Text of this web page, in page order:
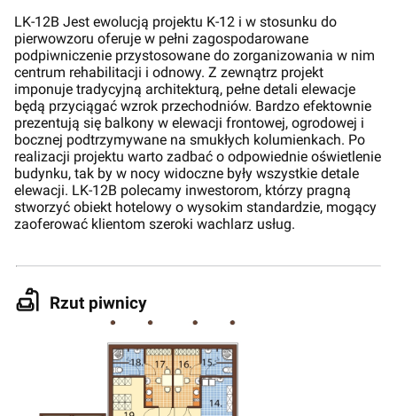
LK-12B Jest ewolucją projektu K-12 i w stosunku do
pierwowzoru oferuje w pełni zagospodarowane
podpiwniczenie przystosowane do zorganizowania w nim
centrum rehabilitacji i odnowy. Z zewnątrz projekt
imponuje tradycyjną architekturą, pełne detali elewacje
będą przyciągać wzrok przechodniów. Bardzo efektownie
prezentują się balkony w elewacji frontowej, ogrodowej i
bocznej podtrzymywane na smukłych kolumienkach. Po
realizacji projektu warto zadbać o odpowiednie oświetlenie
budynku, tak by w nocy widoczne były wszystkie detale
elewacji. LK-12B polecamy inwestorom, którzy pragną
stworzyć obiekt hotelowy o wysokim standardzie, mogący
zaoferować klientom szeroki wachlarz usług.
Rzut piwnicy